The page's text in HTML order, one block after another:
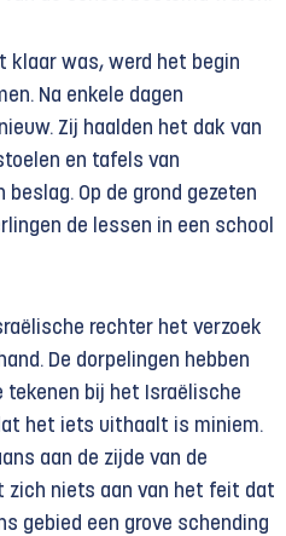
klaar was, werd het begin
Na enkele dagen
Zij haalden het dak van
en tafels van
Op de grond gezeten
de lessen in een school
rechter het verzoek
De dorpelingen hebben
tekenen bij het Israëlische
het iets uithaalt is miniem.
aan de zijde van de
zich niets aan van het feit dat
gebied een grove schending